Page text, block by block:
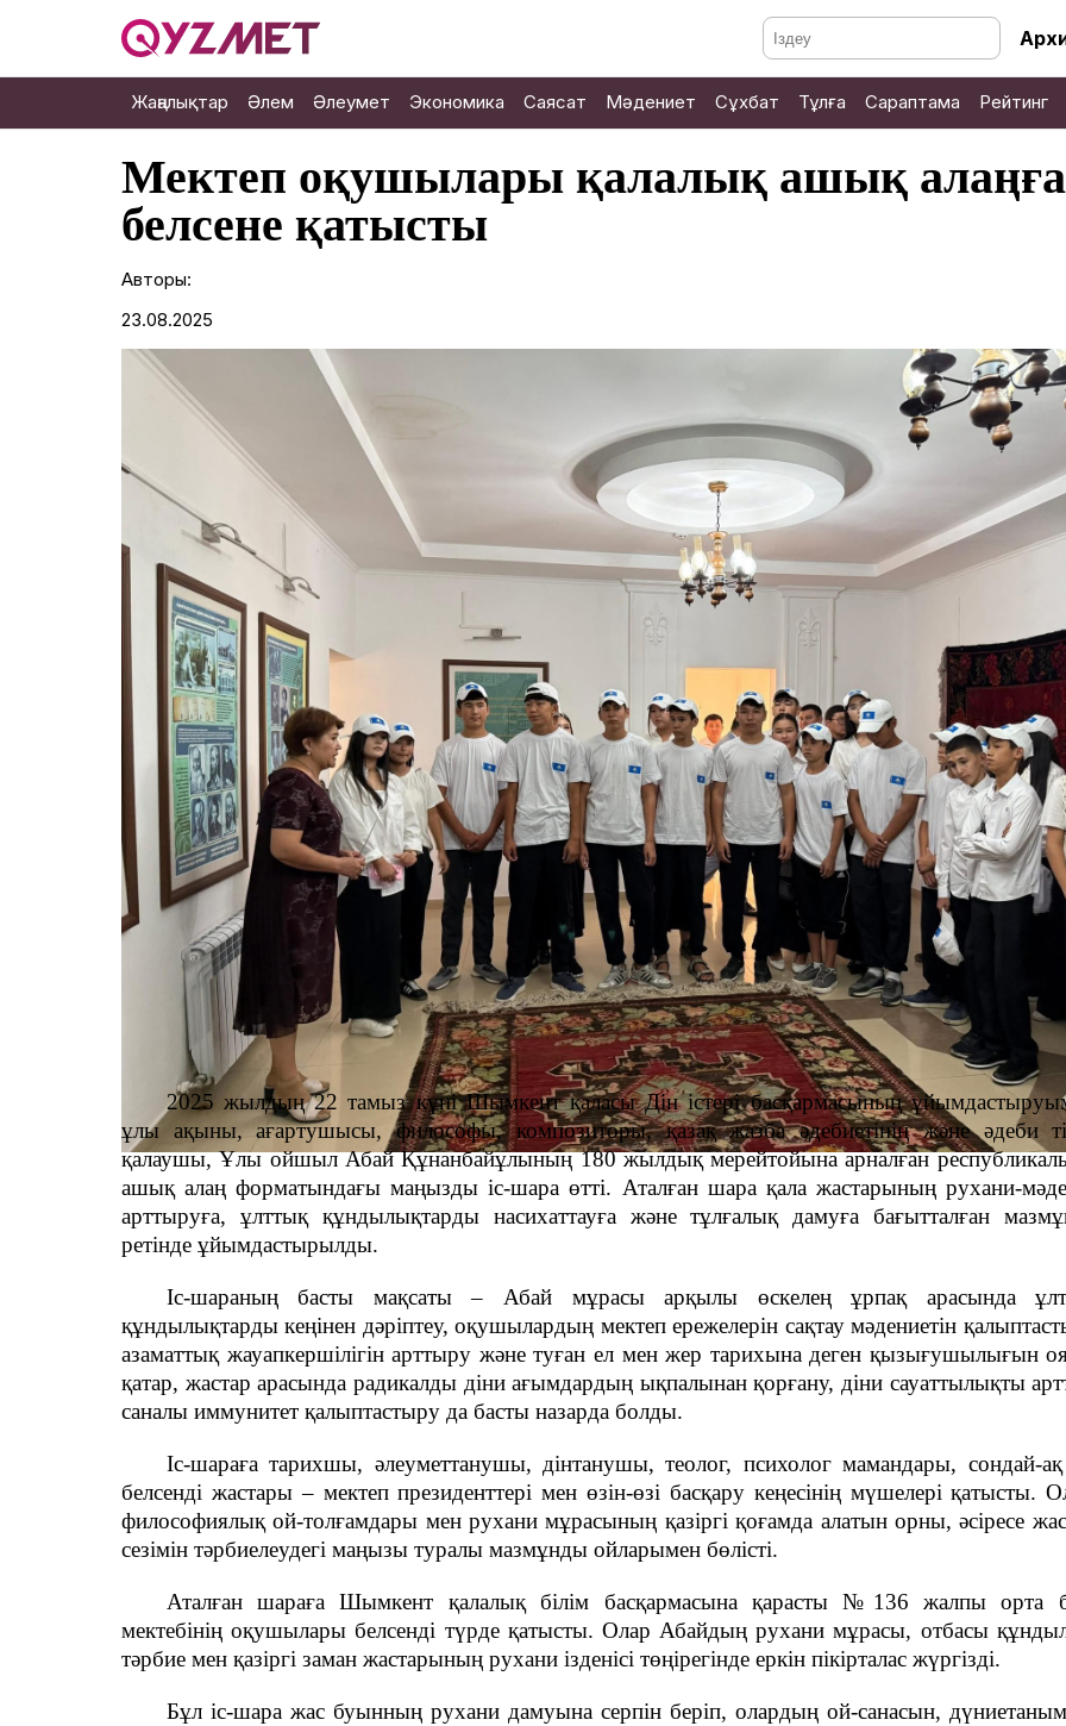
Жаңалықтар Әлем Әлеумет Экономика Саясат Мәдениет Сұхбат Тұлға Сараптама Рейтинг
Мектеп оқушылары қалалық ашық алаңға
белсене қатысты
Авторы:
23.08.2025
2025 жылдың 22 тамыз күні Шымкент қаласы Дін істері басқармасының
ұлы ақыны, ағартушысы, философы, композиторы, қазақ жазба әдебиетінің және әдеби
қалаушы, Ұлы ойшыл Абай Құнанбайұлының 180 жылдық мерейтойына арналған
ашық алаң форматындағы маңызды іс-шара өтті. Аталған шара қала жастарының рухани-
арттыруға, ұлттық құндылықтарды насихаттауға және тұлғалық дамуға бағытталған
ретінде ұйымдастырылды.
Іс-шараның басты мақсаты – Абай мұрасы арқылы өскелең ұрпақ арасында
құндылықтарды кеңінен дәріптеу, оқушылардың мектеп ережелерін сақтау мәдениетін
азаматтық жауапкершілігін арттыру және туған ел мен жер тарихына деген қызығушылығын
қатар, жастар арасында радикалды діни ағымдардың ықпалынан қорғану, діни сауаттылықты
саналы иммунитет қалыптастыру да басты назарда болды.
Іс-шараға тарихшы, әлеуметтанушы, дінтанушы, теолог, психолог мамандары, сондай-
белсенді жастары – мектеп президенттері мен өзін-өзі басқару кеңесінің мүшелері қатысты.
философиялық ой-толғамдары мен рухани мұрасының қазіргі қоғамда алатын орны, әсіресе
сезімін тәрбиелеудегі маңызы туралы мазмұнды ойларымен бөлісті.
Аталған шараға Шымкент қалалық білім басқармасына қарасты №136 жалпы орта
мектебінің оқушылары белсенді түрде қатысты. Олар Абайдың рухани мұрасы, отбасы
тәрбие мен қазіргі заман жастарының рухани ізденісі төңірегінде еркін пікірталас жүргізді.
Бұл іс-шара жас буынның рухани дамуына серпін беріп, олардың ой-санасын,